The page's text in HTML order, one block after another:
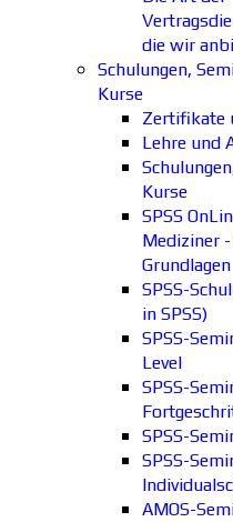
die wir
Schulungen,
Kurse
Zertifikate
Lehre und
Kurse
SPSS
Mediziner -
Grundlagen
SPSS-
in SPSS)
SPSS-
Level
SPSS-
SPSS-
SPSS-
AMOS-